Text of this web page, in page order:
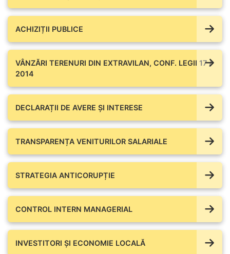
ACHIZIȚII PUBLICE
VÂNZĂRI TERENURI DIN EXTRAVILAN, CONF. LEGII 17 /
2014
DECLARAȚII DE AVERE ŞI INTERESE
TRANSPARENȚA VENITURILOR SALARIALE
STRATEGIA ANTICORUPȚIE
CONTROL INTERN MANAGERIAL
INVESTITORI ȘI ECONOMIE LOCALĂ